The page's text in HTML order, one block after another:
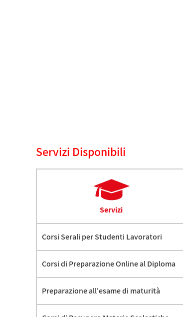
Servizi Disponibili
Servizi
Corsi Serali per Studenti Lavoratori
Corsi di Preparazione Online al Diploma
Preparazione all'esame di maturità